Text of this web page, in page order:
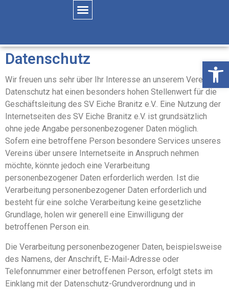
Datenschutz
Wir freuen uns sehr über Ihr Interesse an unserem Verein.
Datenschutz hat einen besonders hohen Stellenwert für die
Geschäftsleitung des SV Eiche Branitz e.V.. Eine Nutzung der
Internetseiten des SV Eiche Branitz e.V. ist grundsätzlich
ohne jede Angabe personenbezogener Daten möglich.
Sofern eine betroffene Person besondere Services unseres
Vereins über unsere Internetseite in Anspruch nehmen
möchte, könnte jedoch eine Verarbeitung
personenbezogener Daten erforderlich werden. Ist die
Verarbeitung personenbezogener Daten erforderlich und
besteht für eine solche Verarbeitung keine gesetzliche
Grundlage, holen wir generell eine Einwilligung der
betroffenen Person ein.
Die Verarbeitung personenbezogener Daten, beispielsweise
des Namens, der Anschrift, E-Mail-Adresse oder
Telefonnummer einer betroffenen Person, erfolgt stets im
Einklang mit der Datenschutz-Grundverordnung und in